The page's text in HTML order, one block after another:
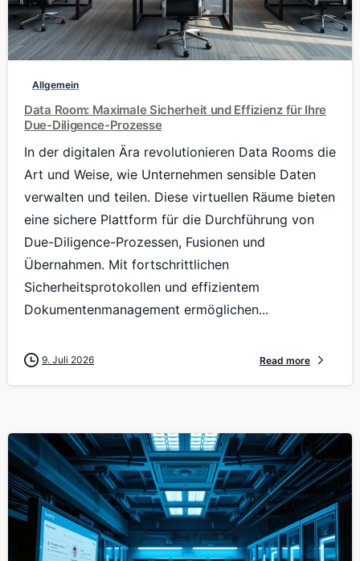
0
Allgemein
Data Room: Maximale Sicherheit und Effizienz für Ihre
Due-Diligence-Prozesse
In der digitalen Ära revolutionieren Data Rooms die
Art und Weise, wie Unternehmen sensible Daten
verwalten und teilen. Diese virtuellen Räume bieten
eine sichere Plattform für die Durchführung von
Due-Diligence-Prozessen, Fusionen und
Übernahmen. Mit fortschrittlichen
Sicherheitsprotokollen und effizientem
Dokumentenmanagement ermöglichen...
9. Juli 2026 Read more